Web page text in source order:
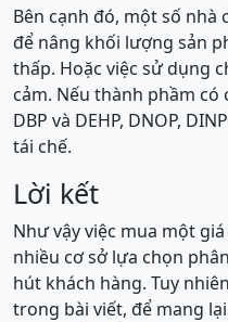
Bên cạnh đó, một số nhà
để nâng khối lượng sản
thấp. Hoặc việc sử dụng
cảm. Nếu thành phầm có
DBP và DEHP, DNOP,
tái chế.
Lời kết
Như vậy việc mua một
nhiều cơ sở lựa chọn
hút khách hàng. Tuy
trong bài viết, để mang